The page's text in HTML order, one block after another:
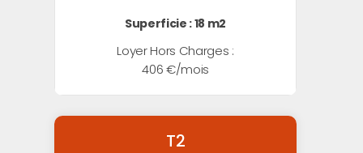
Superficie : 18 m2
Loyer Hors Charges :
406 €/mois
T2